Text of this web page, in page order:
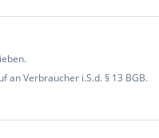
an Verbraucher i.S.d. § 13 BGB.